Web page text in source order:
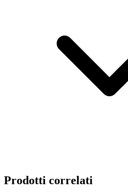
Prodotti correlati